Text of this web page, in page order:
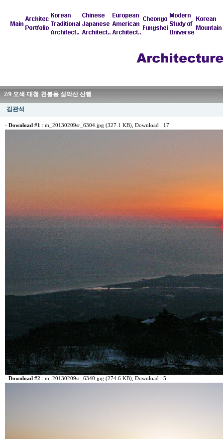
2/9 오색-대청-천불동 설악산 산행
김관석
- Download #1 : m_20130209sr_6304.jpg (327.1 KB) , Download : 17
- Download #2 : m_20130209sr_6340.jpg (274.6 KB), Download : 5